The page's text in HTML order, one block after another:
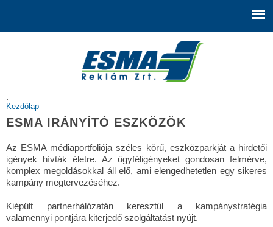
.
JELENLEGI HELY
Kezdőlap
ESMA IRÁNYÍTÓ ESZKÖZÖK
Az ESMA médiaportfoliója széles körű, eszközparkját a hirdetői
igények hívták életre. Az ügyféligényeket gondosan felmérve,
komplex megoldásokkal áll elő, ami elengedhetetlen egy sikeres
kampány megtervezéséhez.
Kiépült partnerhálózatán keresztül a kampánystratégia
valamennyi pontjára kiterjedő szolgáltatást nyújt.